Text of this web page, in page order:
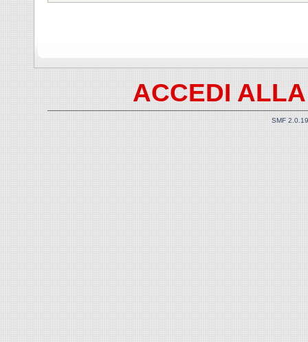
ACCEDI
SMF 2.0.19